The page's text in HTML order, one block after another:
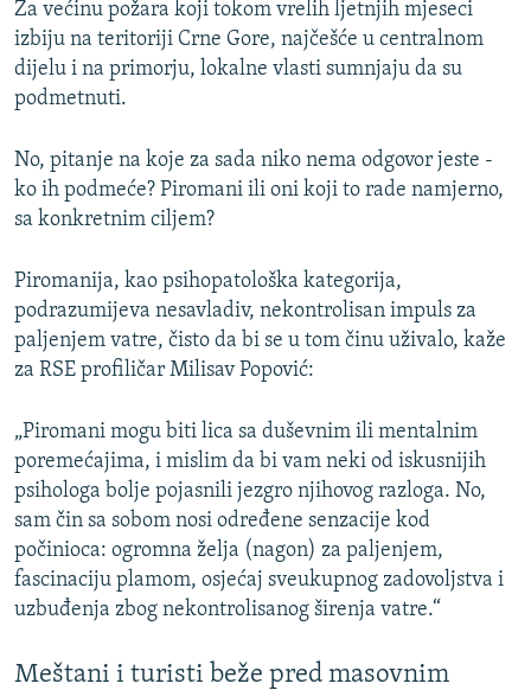
Za većinu požara koji tokom vrelih ljetnjih mjeseci
izbiju na teritoriji Crne Gore, najčešće u centralnom
dijelu i na primorju, lokalne vlasti sumnjaju da su
podmetnuti.
No, pitanje na koje za sada niko nema odgovor jeste -
ko ih podmeće? Piromani ili oni koji to rade namjerno,
sa konkretnim ciljem?
Piromanija, kao psihopatološka kategorija,
podrazumijeva nesavladiv, nekontrolisan impuls za
paljenjem vatre, čisto da bi se u tom činu uživalo, kaže
za RSE profiličar Milisav Popović:
„Piromani mogu biti lica sa duševnim ili mentalnim
poremećajima, i mislim da bi vam neki od iskusnijih
psihologa bolje pojasnili jezgro njihovog razloga. No,
sam čin sa sobom nosi određene senzacije kod
počinioca: ogromna želja (nagon) za paljenjem,
fascinaciju plamom, osjećaj sveukupnog zadovoljstva i
uzbuđenja zbog nekontrolisanog širenja vatre.“
Meštani i turisti beže pred masovnim